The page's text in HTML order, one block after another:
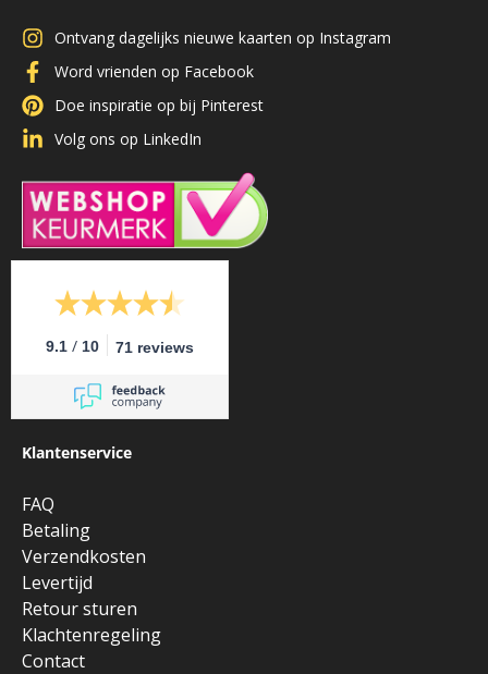
Ontvang dagelijks nieuwe kaarten op Instagram
Word vrienden op Facebook
Doe inspiratie op bij Pinterest
Volg ons op LinkedIn
9.1 / 10 71 reviews
Klantenservice
FAQ
Betaling
Verzendkosten
Levertijd
Retour sturen
Klachtenregeling
Contact